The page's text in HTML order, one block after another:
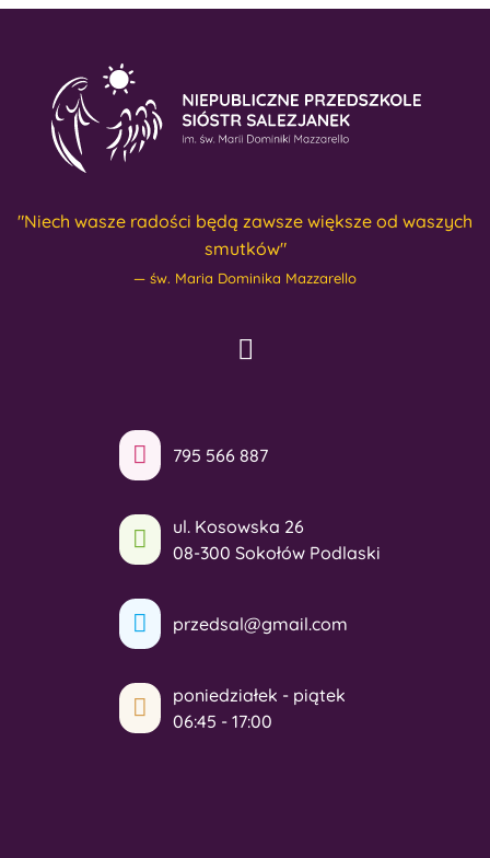
"Niech wasze radości będą zawsze większe od waszych
smutków"
św. Maria Dominika Mazzarello
795 566 887
ul. Kosowska 26
08-300 Sokołów Podlaski
przedsal@gmail.com
poniedziałek - piątek
06:45 - 17:00